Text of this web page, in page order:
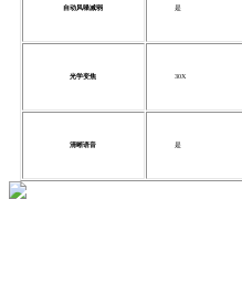
自动风噪减弱 是
光学变焦 30X
清晰语音 是